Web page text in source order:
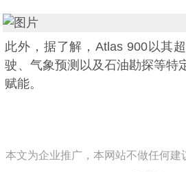
此外，据了解，Atlas 900以其
驶、气象预测以及石油勘探等特
赋能。
本文为企业推广，本网站不做任何建